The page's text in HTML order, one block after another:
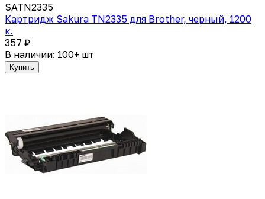
SATN2335
Картридж Sakura TN2335 для Brother, черный, 1200
к.
357 ₽
В наличии: 100+ шт
Купить